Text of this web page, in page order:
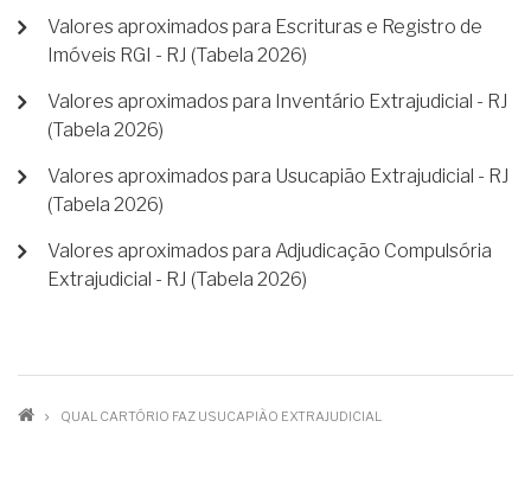
Valores aproximados para Escrituras e Registro de
Imóveis RGI - RJ (Tabela 2026)
Valores aproximados para Inventário Extrajudicial - RJ
(Tabela 2026)
Valores aproximados para Usucapião Extrajudicial - RJ
(Tabela 2026)
Valores aproximados para Adjudicação Compulsória
Extrajudicial - RJ (Tabela 2026)
TRILHA
QUAL CARTÓRIO FAZ USUCAPIÃO EXTRAJUDICIAL